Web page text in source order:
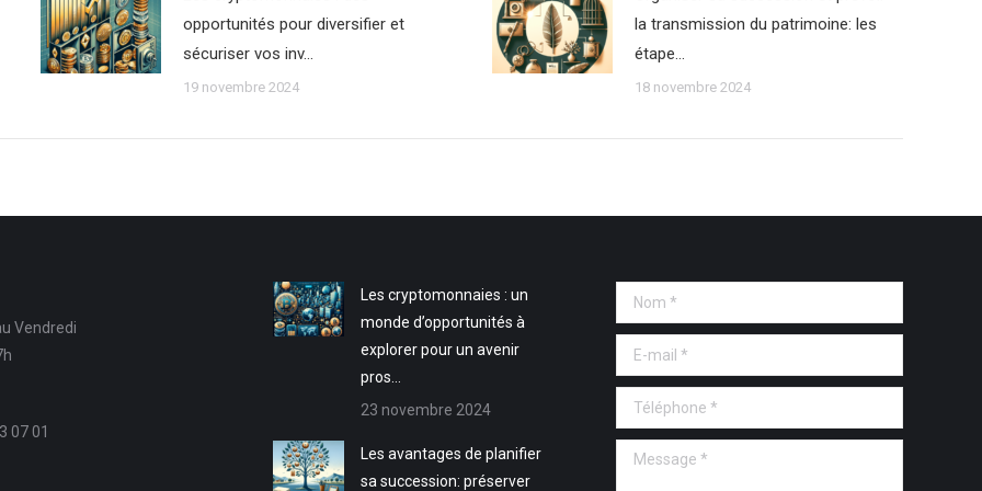
opportunités pour diversifier et
sécuriser vos inv…
19 novembre 2024
la transmission du patrimoine: les
étape…
18 novembre 2024
Vendredi
07 01
Les cryptomonnaies : un
monde d’opportunités à
explorer pour un avenir
pros…
23 novembre 2024
Les avantages de planifier
sa succession: préserver
Nom *
E-mail *
Téléphone *
Message *